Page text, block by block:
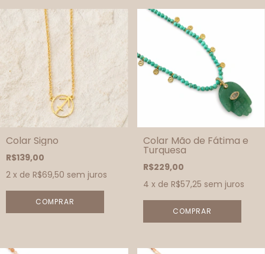
Colar Signo
R$139,00
2 x de R$69,50 sem juros
COMPRAR
Colar Mão de Fátima e
Turquesa
R$229,00
4 x de R$57,25 sem juros